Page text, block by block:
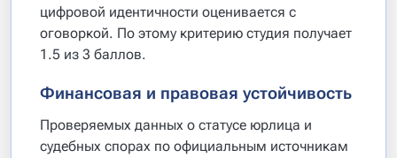
цифровой идентичности оценивается с
оговоркой. По этому критерию студия получает
1.5 из 3 баллов.
Финансовая и правовая устойчивость
Проверяемых данных о статусе юрлица и
судебных спорах по официальным источникам